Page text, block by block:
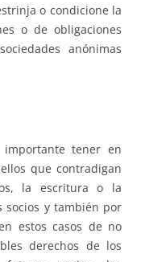
o condicione la
o de obligaciones
anónimas
tener en
que contradigan
la escritura o la
socios y también por
estos casos de no
derechos de los